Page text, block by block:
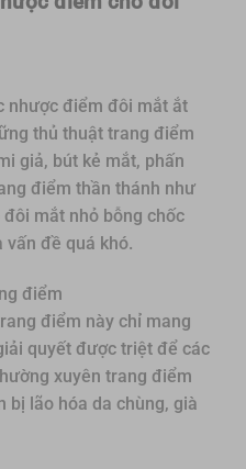
nhược điểm đôi mắt ắt
thủ thuật trang điểm
giả, bút kẻ mắt, phấn
điểm thần thánh như
mắt nhỏ bỗng chốc
vấn đề quá khó.
điểm này chỉ mang
quyết được triệt để các
xuyên trang điểm
bị lão hóa da chùng, già